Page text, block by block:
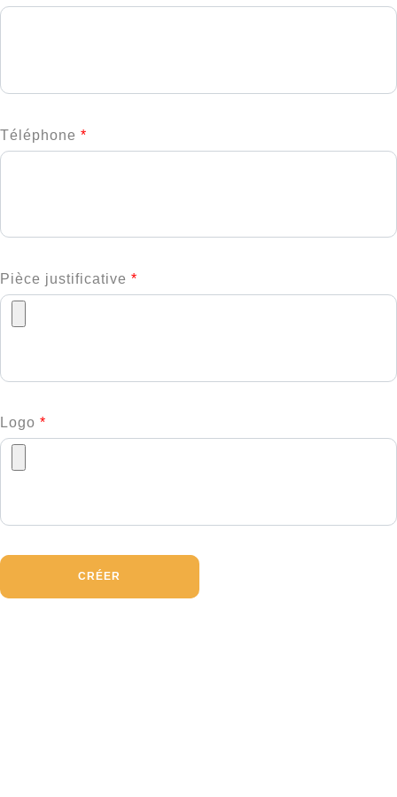
Téléphone *
Pièce justificative *
Logo *
CRÉER